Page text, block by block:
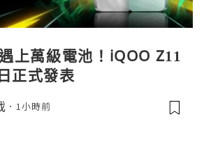
上萬級電池！iQOO Z11
正式發表
1小時前